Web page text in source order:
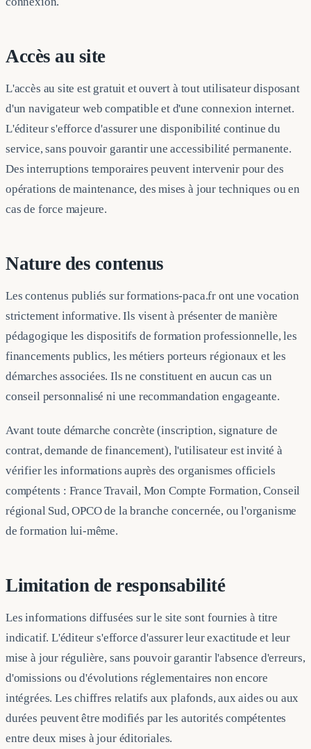
Accès au site
L'accès au site est gratuit et ouvert à tout utilisateur disposant
d'un navigateur web compatible et d'une connexion internet.
L'éditeur s'efforce d'assurer une disponibilité continue du
service, sans pouvoir garantir une accessibilité permanente.
Des interruptions temporaires peuvent intervenir pour des
opérations de maintenance, des mises à jour techniques ou en
cas de force majeure.
Nature des contenus
Les contenus publiés sur formations-paca.fr ont une vocation
strictement informative. Ils visent à présenter de manière
pédagogique les dispositifs de formation professionnelle, les
financements publics, les métiers porteurs régionaux et les
démarches associées. Ils ne constituent en aucun cas un
conseil personnalisé ni une recommandation engageante.
Avant toute démarche concrète (inscription, signature de
contrat, demande de financement), l'utilisateur est invité à
vérifier les informations auprès des organismes officiels
compétents : France Travail, Mon Compte Formation, Conseil
régional Sud, OPCO de la branche concernée, ou l'organisme
de formation lui-même.
Limitation de responsabilité
Les informations diffusées sur le site sont fournies à titre
indicatif. L'éditeur s'efforce d'assurer leur exactitude et leur
mise à jour régulière, sans pouvoir garantir l'absence d'erreurs,
d'omissions ou d'évolutions réglementaires non encore
intégrées. Les chiffres relatifs aux plafonds, aux aides ou aux
durées peuvent être modifiés par les autorités compétentes
entre deux mises à jour éditoriales.